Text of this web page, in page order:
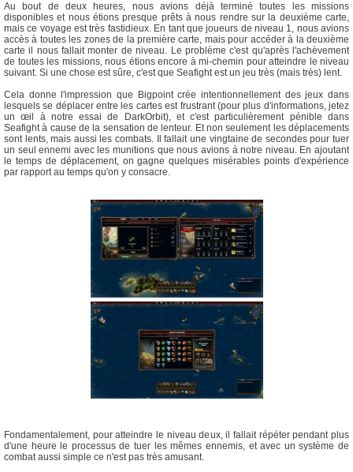
Au bout de deux heures, nous avions déjà terminé toutes les missions
disponibles et nous étions presque prêts à nous rendre sur la deuxième carte,
mais ce voyage est très fastidieux. En tant que joueurs de niveau 1, nous avions
accès à toutes les zones de la première carte, mais pour accéder à la deuxième
carte il nous fallait monter de niveau. Le problème c'est qu'après l'achèvement
de toutes les missions, nous étions encore à mi-chemin pour atteindre le niveau
suivant. Si une chose est sûre, c'est que Seafight est un jeu très (mais très) lent.
Cela donne l'impression que Bigpoint crée intentionnellement des jeux dans
lesquels se déplacer entre les cartes est frustrant (pour plus d'informations, jetez
un œil à notre essai de DarkOrbit), et c'est particulièrement pénible dans
Seafight à cause de la sensation de lenteur. Et non seulement les déplacements
sont lents, mais aussi les combats. Il fallait une vingtaine de secondes pour tuer
un seul ennemi avec les munitions que nous avions à notre niveau. En ajoutant
le temps de déplacement, on gagne quelques misérables points d'expérience
par rapport au temps qu'on y consacre.
Fondamentalement, pour atteindre le niveau deux, il fallait répéter pendant plus
d'une heure le processus de tuer les mêmes ennemis, et avec un système de
combat aussi simple ce n'est pas très amusant.